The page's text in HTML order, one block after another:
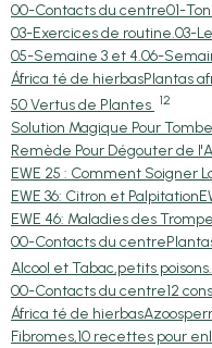
00-Contacts du centre01-
03-Exercices de routine.03-
05-Semaine 3 et 4.06-
África té de hierbasPlantas
50 Vertus de Plantes 12
Solution Magique Pour
Remède Pour Dégouter de
EWE 25 : Comment Soigner
EWE 36: Citron et Palpitation
EWE 46: Maladies des
00-Contacts du centre
Alcool et Tabac,petits poisons.
00-Contacts du centre12
África té de hierbas
Fibromes,10 recettes pour